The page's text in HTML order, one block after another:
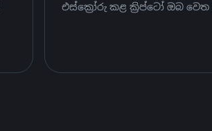
එස්ක්‍රෝරු කළ ක්‍රිප්ටෝ ඔබ වෙත